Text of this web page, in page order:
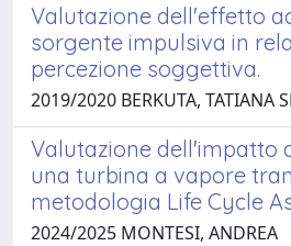
Valutazione dell'effetto
sorgente impulsiva in
percezione soggettiva.
2019/2020 BERKUTA, TATIANA
Valutazione dell'impatto
una turbina a vapore
metodologia Life Cycle
2024/2025 MONTESI, ANDREA